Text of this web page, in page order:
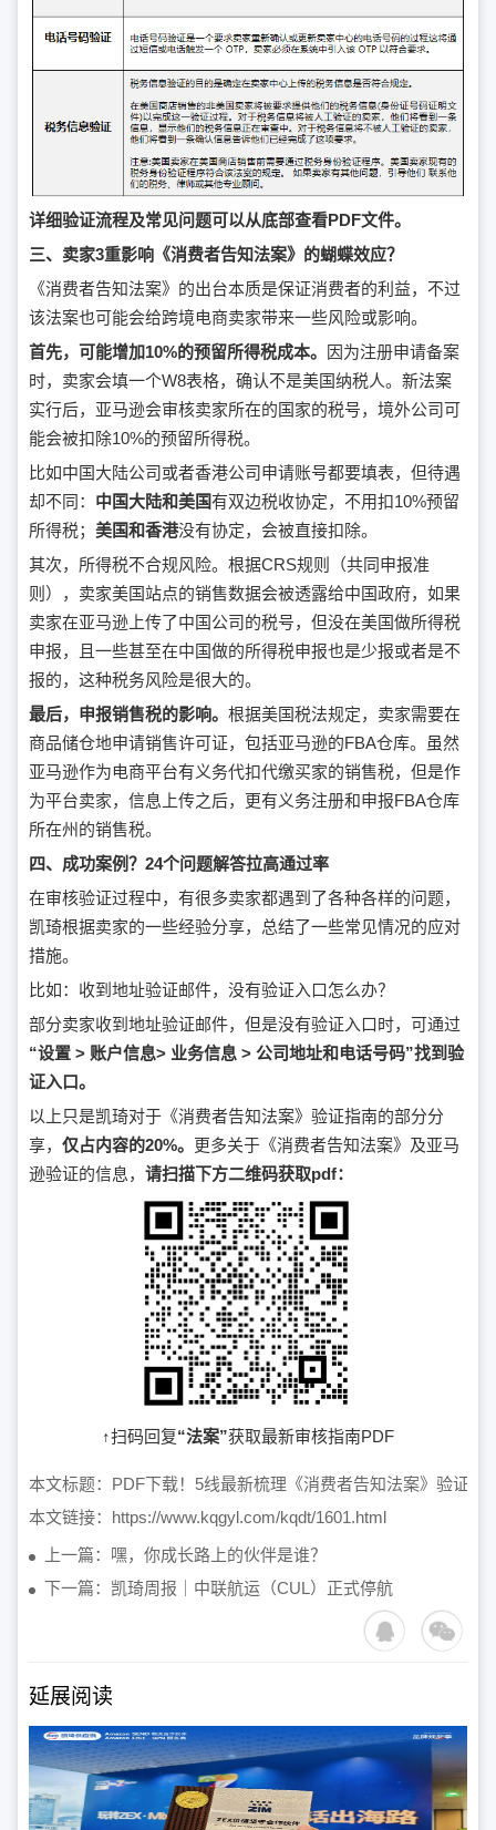
详细验证流程及常见问题可以从底部查看PDF文件。
三、卖家3重影响《消费者告知法案》的蝴蝶效应？
《消费者告知法案》的出台本质是保证消费者的利益，不过
该法案也可能会给跨境电商卖家带来一些风险或影响。
首先，可能增加10%的预留所得税成本。
因为注册申请备案
时，卖家会填一个W8表格，确认不是美国纳税人。新法案
实行后，亚马逊会审核卖家所在的国家的税号，境外公司可
能会被扣除10%的预留所得税。
比如中国大陆公司或者香港公司申请账号都要填表，但待遇
却不同： 中国大陆和美国有双边税收协定，不用扣10%预留
所得税； 美国和香港没有协定，会被直接扣除。
其次，所得税不合规风险。根据CRS规则（共同申报准
则），卖家美国站点的销售数据会被透露给中国政府，如果
卖家在亚马逊上传了中国公司的税号，但没在美国做所得税
申报，且一些甚至在中国做的所得税申报也是少报或者是不
报的，这种税务风险是很大的。
最后，申报销售税的影响。 根据美国税法规定，卖家需要在
商品储仓地申请销售许可证，包括亚马逊的FBA仓库。虽然
亚马逊作为电商平台有义务代扣代缴买家的销售税，但是作
为平台卖家，信息上传之后，更有义务注册和申报FBA仓库
所在州的销售税。
四、成功案例？24个问题解答拉高通过率
在审核验证过程中，有很多卖家都遇到了各种各样的问题，
凯琦根据卖家的一些经验分享，总结了一些常见情况的应对
措施。
比如：收到地址验证邮件，没有验证入口怎么办？
部分卖家收到地址验证邮件，但是没有验证入口时，可通过
“设置 > 账户信息> 业务信息 > 公司地址和电话号码”找到验
证入口。
以上只是凯琦对于《消费者告知法案》验证指南的部分分
享， 仅占内容的20%。 更多关于《消费者告知法案》及亚马
逊验证的信息， 请扫描下方二维码获取pdf：
↑扫码回复“法案”获取最新审核指南PDF
本文标题： PDF下载！5线最新梳理《消费者告知法案》验证指
本文链接： https://www.kqgyl.com/kqdt/1601.html
上一篇：嘿，你成长路上的伙伴是谁？
下一篇：凯琦周报｜中联航运（CUL）正式停航​
延展阅读